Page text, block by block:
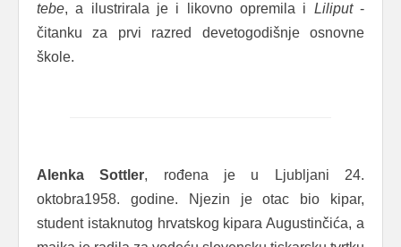
tebe, a ilustrirala je i likovno opremila i Liliput-
čitanku za prvi razred devetogodišnje osnovne
škole.
Alenka Sottler, rođena je u Ljubljani 24.
oktobra1958. godine. Njezin je otac bio kipar,
student istaknutog hrvatskog kipara Augustinčića, a